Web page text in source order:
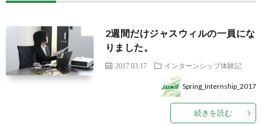
2週間だけジャスウィルの一員にな
りました。
2017.03.17 インターンシップ体験記
Spring_Internship_2017
続きを読む